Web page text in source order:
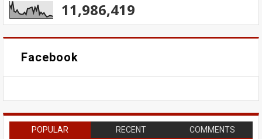
11,986,419
Facebook
POPULAR RECENT COMMENTS